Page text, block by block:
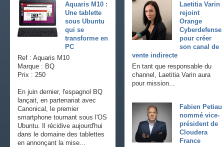
Laetitia Varin
rejoint
Orange
Cyberdefense
pour créer
son canal de
vente indirecte
En tant que responsable du
channel, Laetitia Varin aura
pour mission...
Fabien Petiau
nommé vice-
président de
Cloudera
France
Aquaris M10 :
Une tablette
sous Ubuntu
qui se
transforme en
PC
Ref : Aquaris M10
Marque : BQ
Prix : 250
En juin dernier, l'espagnol BQ
lançait, en partenariat avec
Canonical, le premier
smartphone tournant sous l'OS
Ubuntu. Il récidive aujourd'hui
dans le domaine des tablettes
en annonçant la mise...